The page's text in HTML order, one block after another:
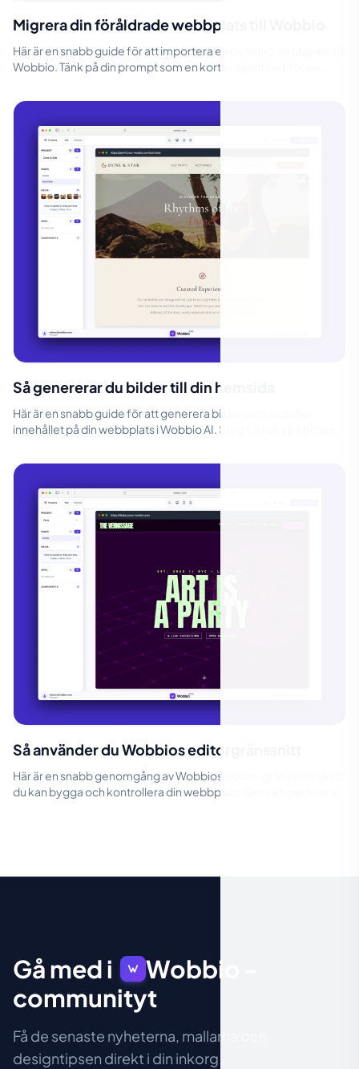
Migrera din föråldrade webbplats till Wobbio
Här är en snabb guide för att importera en befintlig webbplats till
Wobbio. Tänk på din prompt som en kort projektbrief för en
Så genererar du bilder till din hemsida
Här är en snabb guide för att generera bilder som matchar
innehållet på din webbplats i Wobbio AI. Steg 1. Klicka på bilden
Så använder du Wobbios editorgränssnitt
Här är en snabb genomgång av Wobbios editor‑gränssnitt så att
du kan bygga och kontrollera din webbplats. Det viktigaste är att
Gå med i Wobbio
communityt
Få de senaste nyheterna, mallarna och
designtipsen direkt i din inkorg.